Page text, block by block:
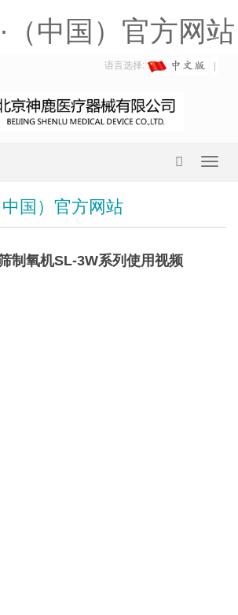
（中国）官方网站
语言选择:
国）官方网站
制氧机SL-3W系列使用视频